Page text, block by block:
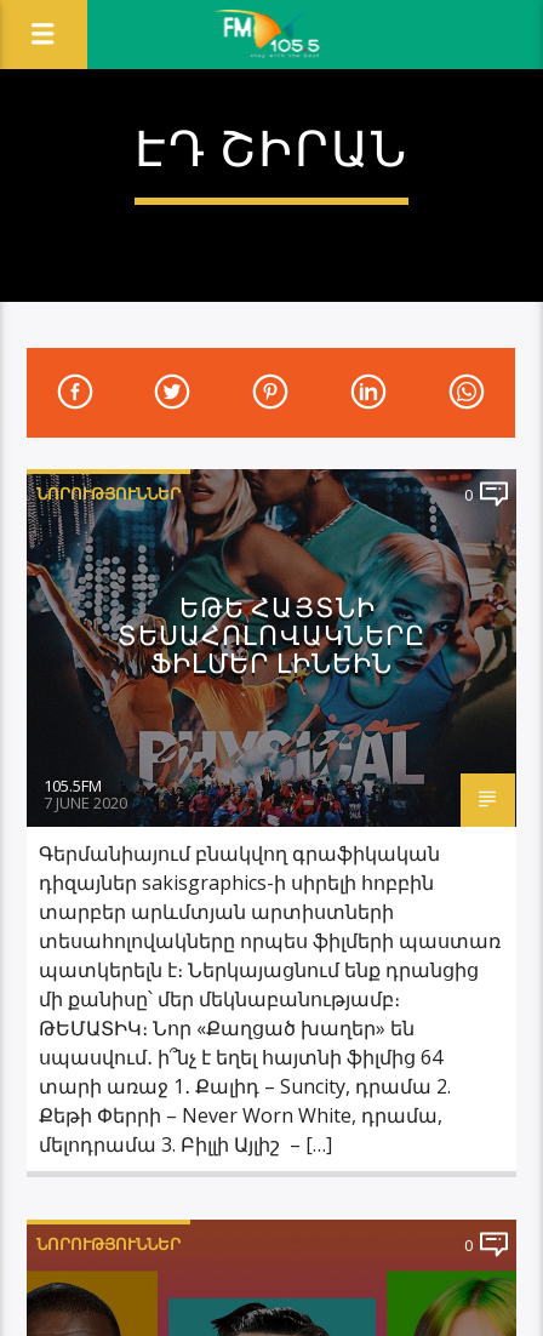
ԷԴ ՇԻՐԱՆ
ՆՈՐՈՒԹՅՈՒՆՆԵՐ 0
ԵԹԵ ՀԱՅՏՆԻ
ՏԵՍԱՀՈԼՈՎԱԿՆԵՐԸ
ՖԻԼՄԵՐ ԼԻՆԵԻՆ
105.5FM
7 JUNE 2020
Գերմանիայում բնակվող գրաֆիկական
դիզայներ sakisgraphics-ի սիրելի հոբբին
տարբեր արևմտյան արտիստների
տեսահոլովակները որպես ֆիլմերի պաստառ
պատկերելն է։ Ներկայացնում ենք դրանցից
մի քանիսը՝ մեր մեկնաբանությամբ։
ԹԵՄԱՏԻԿ։ Նոր «Քաղցած խաղեր» են
սպասվում․ ի՞նչ է եղել հայտնի ֆիլմից 64
տարի առաջ 1․ Քալիդ – Suncity, դրամա 2.
Քեթի Փերրի – Never Worn White, դրամա,
մելոդրամա 3. Բիլլի Այլիշ – […]
ՆՈՐՈՒԹՅՈՒՆՆԵՐ 0